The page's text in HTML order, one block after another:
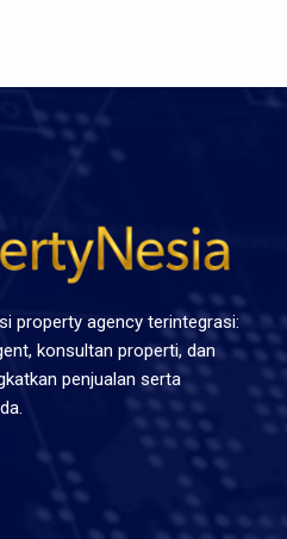
property agency terintegrasi:
konsultan properti, dan
penjualan serta